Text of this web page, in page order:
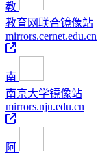
教
教育网联合镜像站
mirrors.cernet.edu.cn
南
南京大学镜像站
mirrors.nju.edu.cn
阿